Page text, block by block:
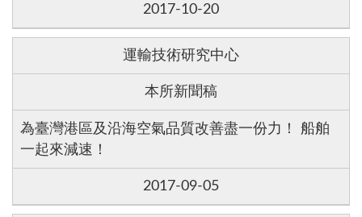
2017-10-20
運輸技術研究中心
本所新聞稿
為臺灣港區及沿海空氣品質改善盡一份力！ 船舶
一起來減速！
2017-09-05